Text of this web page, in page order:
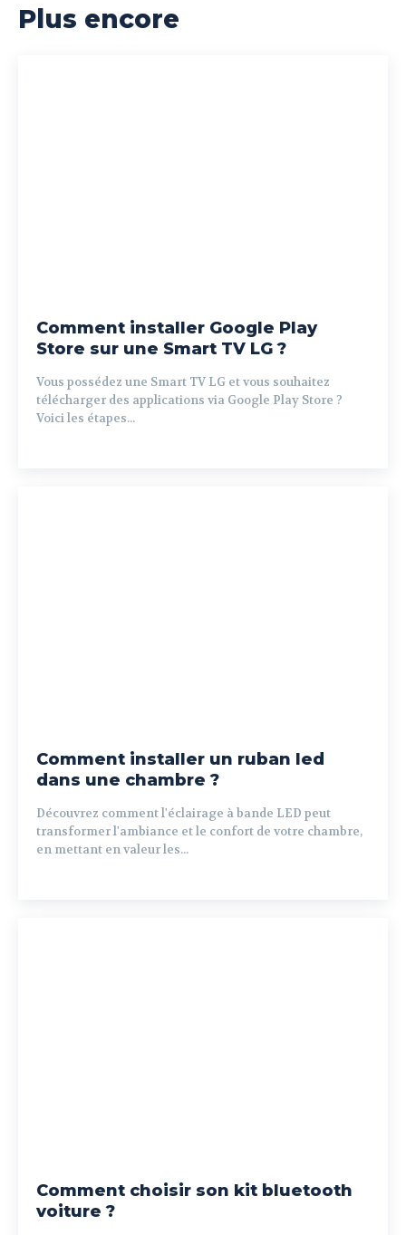
Plus encore
Comment installer Google Play
Store sur une Smart TV LG ?
Vous possédez une Smart TV LG et vous souhaitez
télécharger des applications via Google Play Store ?
Voici les étapes...
Comment installer un ruban led
dans une chambre ?
Découvrez comment l'éclairage à bande LED peut
transformer l'ambiance et le confort de votre chambre,
en mettant en valeur les...
Comment choisir son kit bluetooth
voiture ?